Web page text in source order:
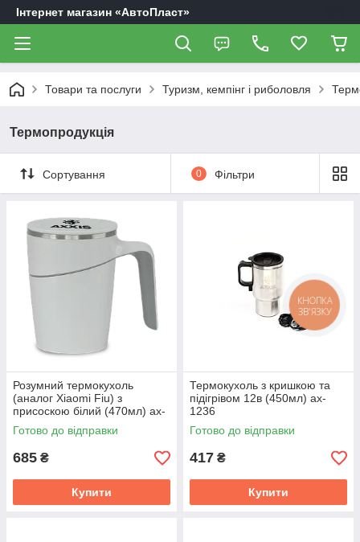
Інтернет магазин «АвтоПласт»
Товари та послуги Туризм, кемпінг і риболовля
Термопродукція
Сортування 0 Фільтри
Розумний термокухоль
(аналог Xiaomi Fiu) з
присоскою білий (470мл) ax-
1225
Готово до відправки
685 ₴
Купити
Термокухоль з кришкою та
підігрівом 12в (450мл) ax-
1236
Готово до відправки
417 ₴
Купити
КНОПКА
ЗВ'ЯЗКУ